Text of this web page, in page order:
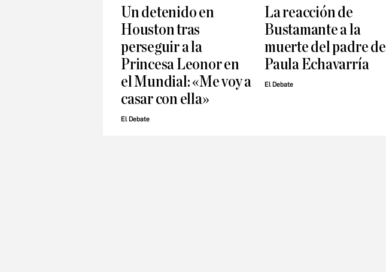
Un detenido en
Houston tras
perseguir a la
Princesa Leonor en
el Mundial: «Me voy a
casar con ella»
El Debate
La reacción de
Bustamante a la
muerte del padre de
Paula Echavarría
El Debate